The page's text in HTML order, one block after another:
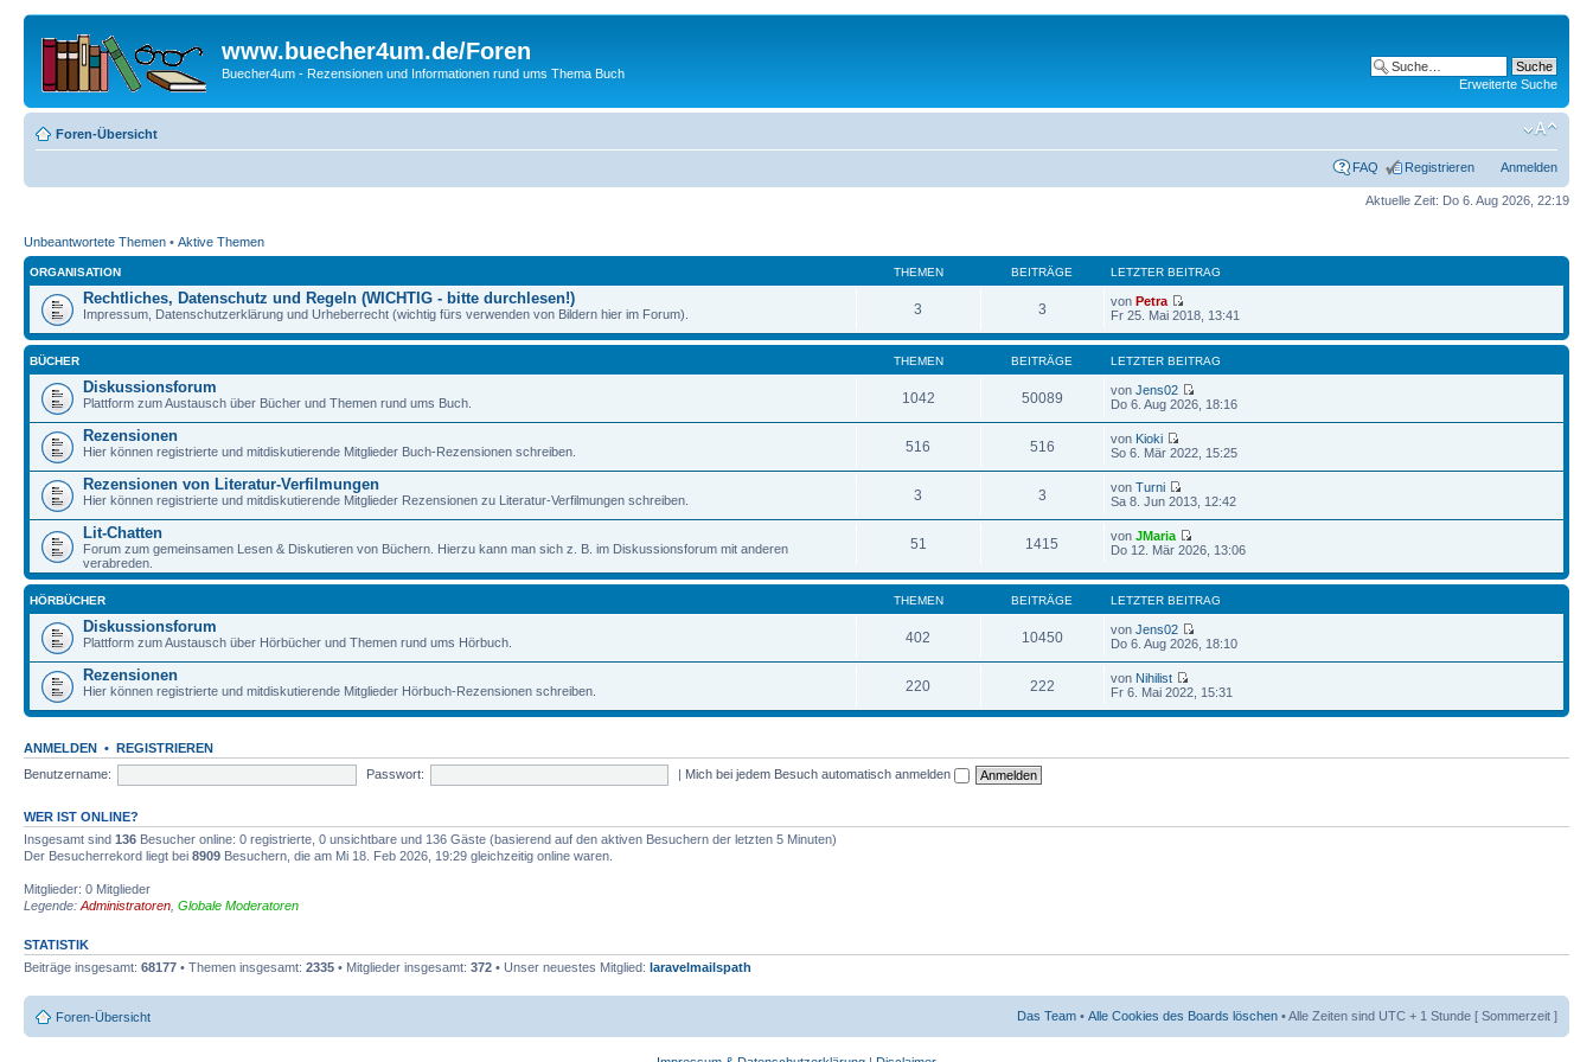
www.buecher4um.de/Foren
Buecher4um - Rezensionen und Informationen rund ums Thema Buch
Erweiterte Suche
Foren-Übersicht
FAQ Registrieren Anmelden
Aktuelle Zeit: Do 6. Aug 2026, 22:19
Unbeantwortete Themen • Aktive Themen
ORGANISATION THEMEN BEITRÄGE LETZTER BEITRAG
Rechtliches, Datenschutz und Regeln (WICHTIG - bitte durchlesen!)
Impressum, Datenschutzerklärung und Urheberrecht (wichtig fürs verwenden von Bildern hier im Forum). 3 3 vonPetra
Fr 25. Mai 2018, 13:41
BÜCHER THEMEN BEITRÄGE LETZTER BEITRAG
Diskussionsforum
Plattform zum Austausch über Bücher und Themen rund ums Buch. 1042 50089 vonJens02
Do 6. Aug 2026, 18:16
Rezensionen
Hier können registrierte und mitdiskutierende Mitglieder Buch-Rezensionen schreiben. 516 516 von Kioki
So 6. Mär 2022, 15:25
Rezensionen von Literatur-Verfilmungen
Hier können registrierte und mitdiskutierende Mitglieder Rezensionen zu Literatur-Verfilmungen schreiben. 3 3 vonTurni
Sa 8. Jun 2013, 12:42
Lit-Chatten
Forum zum gemeinsamen Lesen & Diskutieren von Büchern. Hierzu kann man sich z. B. im Diskussionsforum mit anderen
verabreden.
51 1415 vonJMaria
Do 12. Mär 2026, 13:06
HÖRBÜCHER THEMEN BEITRÄGE LETZTER BEITRAG
Diskussionsforum
Plattform zum Austausch über Hörbücher und Themen rund ums Hörbuch. 402 10450 vonJens02
Do 6. Aug 2026, 18:10
Rezensionen
Hier können registrierte und mitdiskutierende Mitglieder Hörbuch-Rezensionen schreiben. 220 222 von Nihilist
Fr 6. Mai 2022, 15:31
ANMELDEN • REGISTRIEREN
Benutzername:
Passwort: | Mich bei jedem Besuch automatisch anmelden
WER IST ONLINE?
Insgesamt sind 136 Besucher online: 0 registrierte, 0 unsichtbare und 136 Gäste (basierend auf den aktiven Besuchern der letzten 5 Minuten)
Der Besucherrekord liegt bei 8909 Besuchern, die am Mi 18. Feb 2026, 19:29 gleichzeitig online waren.
Mitglieder: 0 Mitglieder
Legende: Administratoren Globale Moderatoren
STATISTIK
Beiträge insgesamt: 68177 • Themen insgesamt: 2335 • Mitglieder insgesamt: 372 • Unser neuestes Mitglied: laravelmailspath
Foren-Übersicht Das Team • Alle Cookies des Boards löschen • Alle Zeiten sind UTC + 1 Stunde [ Sommerzeit ]